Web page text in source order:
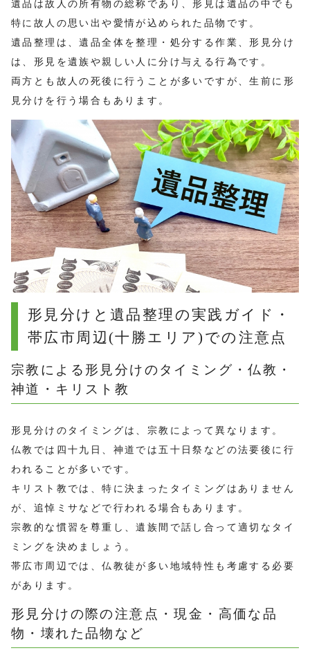
遺品は故人の所有物の総称であり、形見は遺品の中でも
特に故人の思い出や愛情が込められた品物です。
遺品整理は、遺品全体を整理・処分する作業、形見分け
は、形見を遺族や親しい人に分け与える行為です。
両方とも故人の死後に行うことが多いですが、生前に形
見分けを行う場合もあります。
形見分けと遺品整理の実践ガイド・
帯広市周辺(十勝エリア)での注意点
宗教による形見分けのタイミング・仏教・
神道・キリスト教
形見分けのタイミングは、宗教によって異なります。
仏教では四十九日、神道では五十日祭などの法要後に行
われることが多いです。
キリスト教では、特に決まったタイミングはありません
が、追悼ミサなどで行われる場合もあります。
宗教的な慣習を尊重し、遺族間で話し合って適切なタイ
ミングを決めましょう。
帯広市周辺では、仏教徒が多い地域特性も考慮する必要
があります。
形見分けの際の注意点・現金・高価な品
物・壊れた品物など